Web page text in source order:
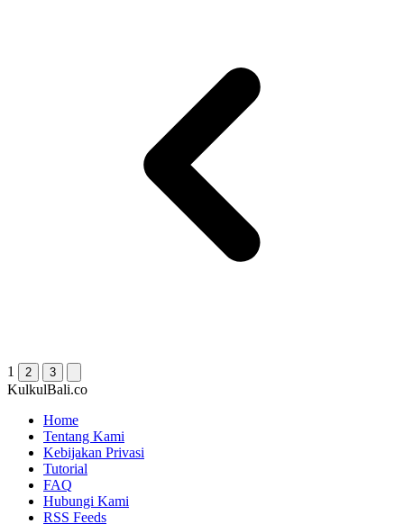
1 2 3
KulkulBali.co
Home
Tentang Kami
Kebijakan Privasi
Tutorial
FAQ
Hubungi Kami
RSS Feeds